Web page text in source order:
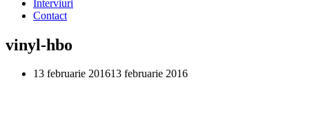
Interviuri
Contact
vinyl-hbo
13 februarie 201613 februarie 2016